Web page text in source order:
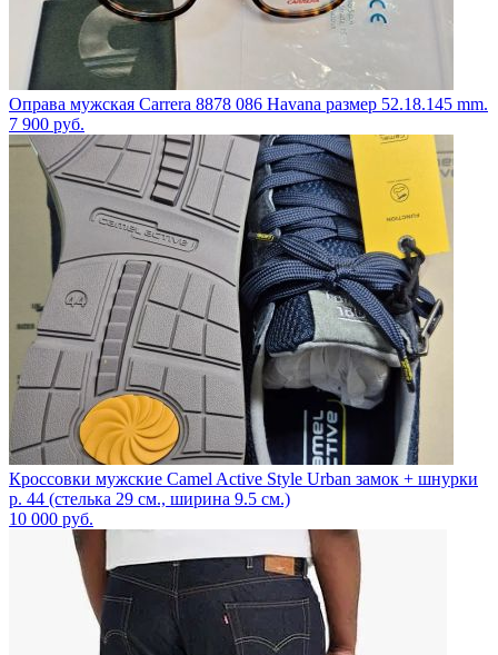
Оправа мужская Carrera 8878 086 Havana размер 52.18.145 mm.
7 900 руб.
Кроссовки мужские Camel Active Style Urban замок + шнурки
р. 44 (стелька 29 см., ширина 9.5 см.)
10 000 руб.